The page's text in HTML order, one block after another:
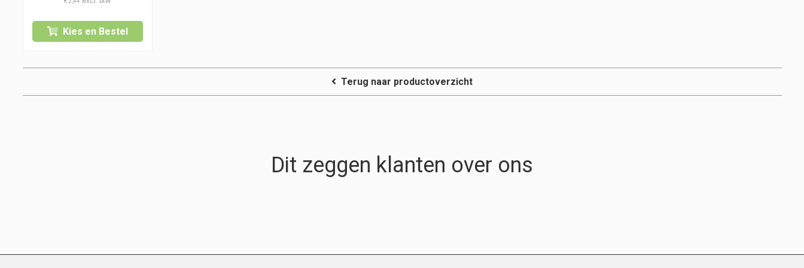
€ 15,95
Kies en Bestel
Terug naar productoverzicht
Dit zeggen klanten over ons